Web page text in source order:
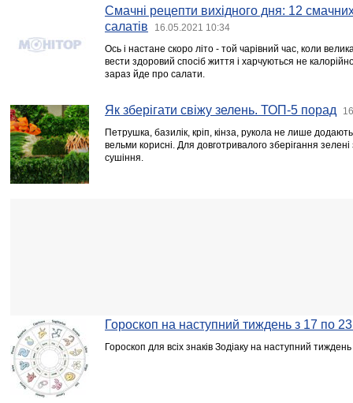
Смачні рецепти вихідного дня: 12
салатів
16.05.2021 10:34
Ось і настане скоро літо - той чарівний час, коли
вести здоровий спосіб життя і харчуються не
зараз йде про салати.
Як зберігати свіжу зелень. ТОП-5 порад
Петрушка, базилік, кріп, кінза, рукола не лише
вельми корисні. Для довготривалого зберігання
сушіння.
Гороскоп на наступний тиждень з 17 по
Гороскоп для всіх знаків Зодіаку на наступний